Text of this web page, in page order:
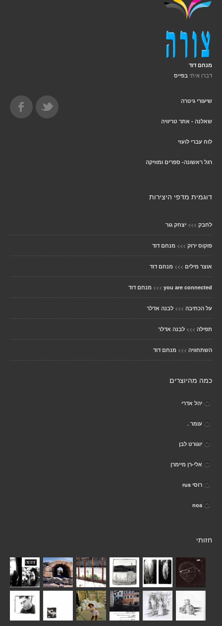
מנחם דוד
דברו איתי בפייס
שיעורי גיטרה
שאלנה - אתר טריוויה
לוח עברי לועזי
רגל ראשונה- ספרים ומוזיקה
דוגמית מדפי היצירות
לחבק >>> יצחק גור
פוקוס ירוק >>> מנחם דוד
אוצר מילים >>> מנחם דוד
you are connected
>>> מנחם דוד
על הכתיבה >>> לבנה אדלר
תפילה >>> לבנה אדלר
השתחוויה >>> מנחם דוד
כמה מהיוצרים
יהל אדרי
עומר .
יוגורט לבן
אלי-רן מיימרן
רוסי rus
noa
חזותי